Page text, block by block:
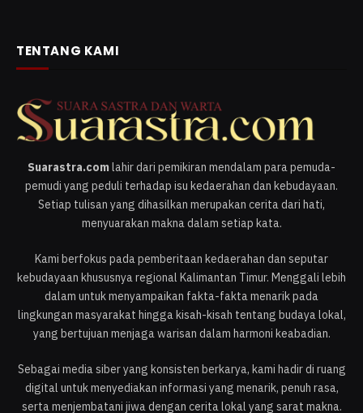
TENTANG KAMI
Suarastra.comlahir dari pemikiran mendalam para pemuda-
pemudi yang peduli terhadap isu kedaerahan dan kebudayaan.
Setiap tulisan yang dihasilkan merupakan cerita dari hati,
menyuarakan makna dalam setiap kata.
Kami berfokus pada pemberitaan kedaerahan dan seputar
kebudayaan khususnya regional Kalimantan Timur. Menggali lebih
dalam untuk menyampaikan fakta-fakta menarik pada
lingkungan masyarakat hingga kisah-kisah tentang budaya lokal,
yang bertujuan menjaga warisan dalam harmoni keabadian.
Sebagai media siber yang konsisten berkarya, kami hadir di ruang
digital untuk menyediakan informasi yang menarik, penuh rasa,
serta menjembatani jiwa dengan cerita lokal yang sarat makna.